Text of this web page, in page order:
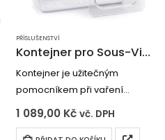
PŘÍSLUŠENSTVÍ
Kontejner pro Sous-Vide 12 l + víko
Kontejner je užitečným
pomocníkem při vaření
metodou Sous-Vide. Nádoba
o objemu 12 litrů je navržena
1 089,00 Kč vč. DPH